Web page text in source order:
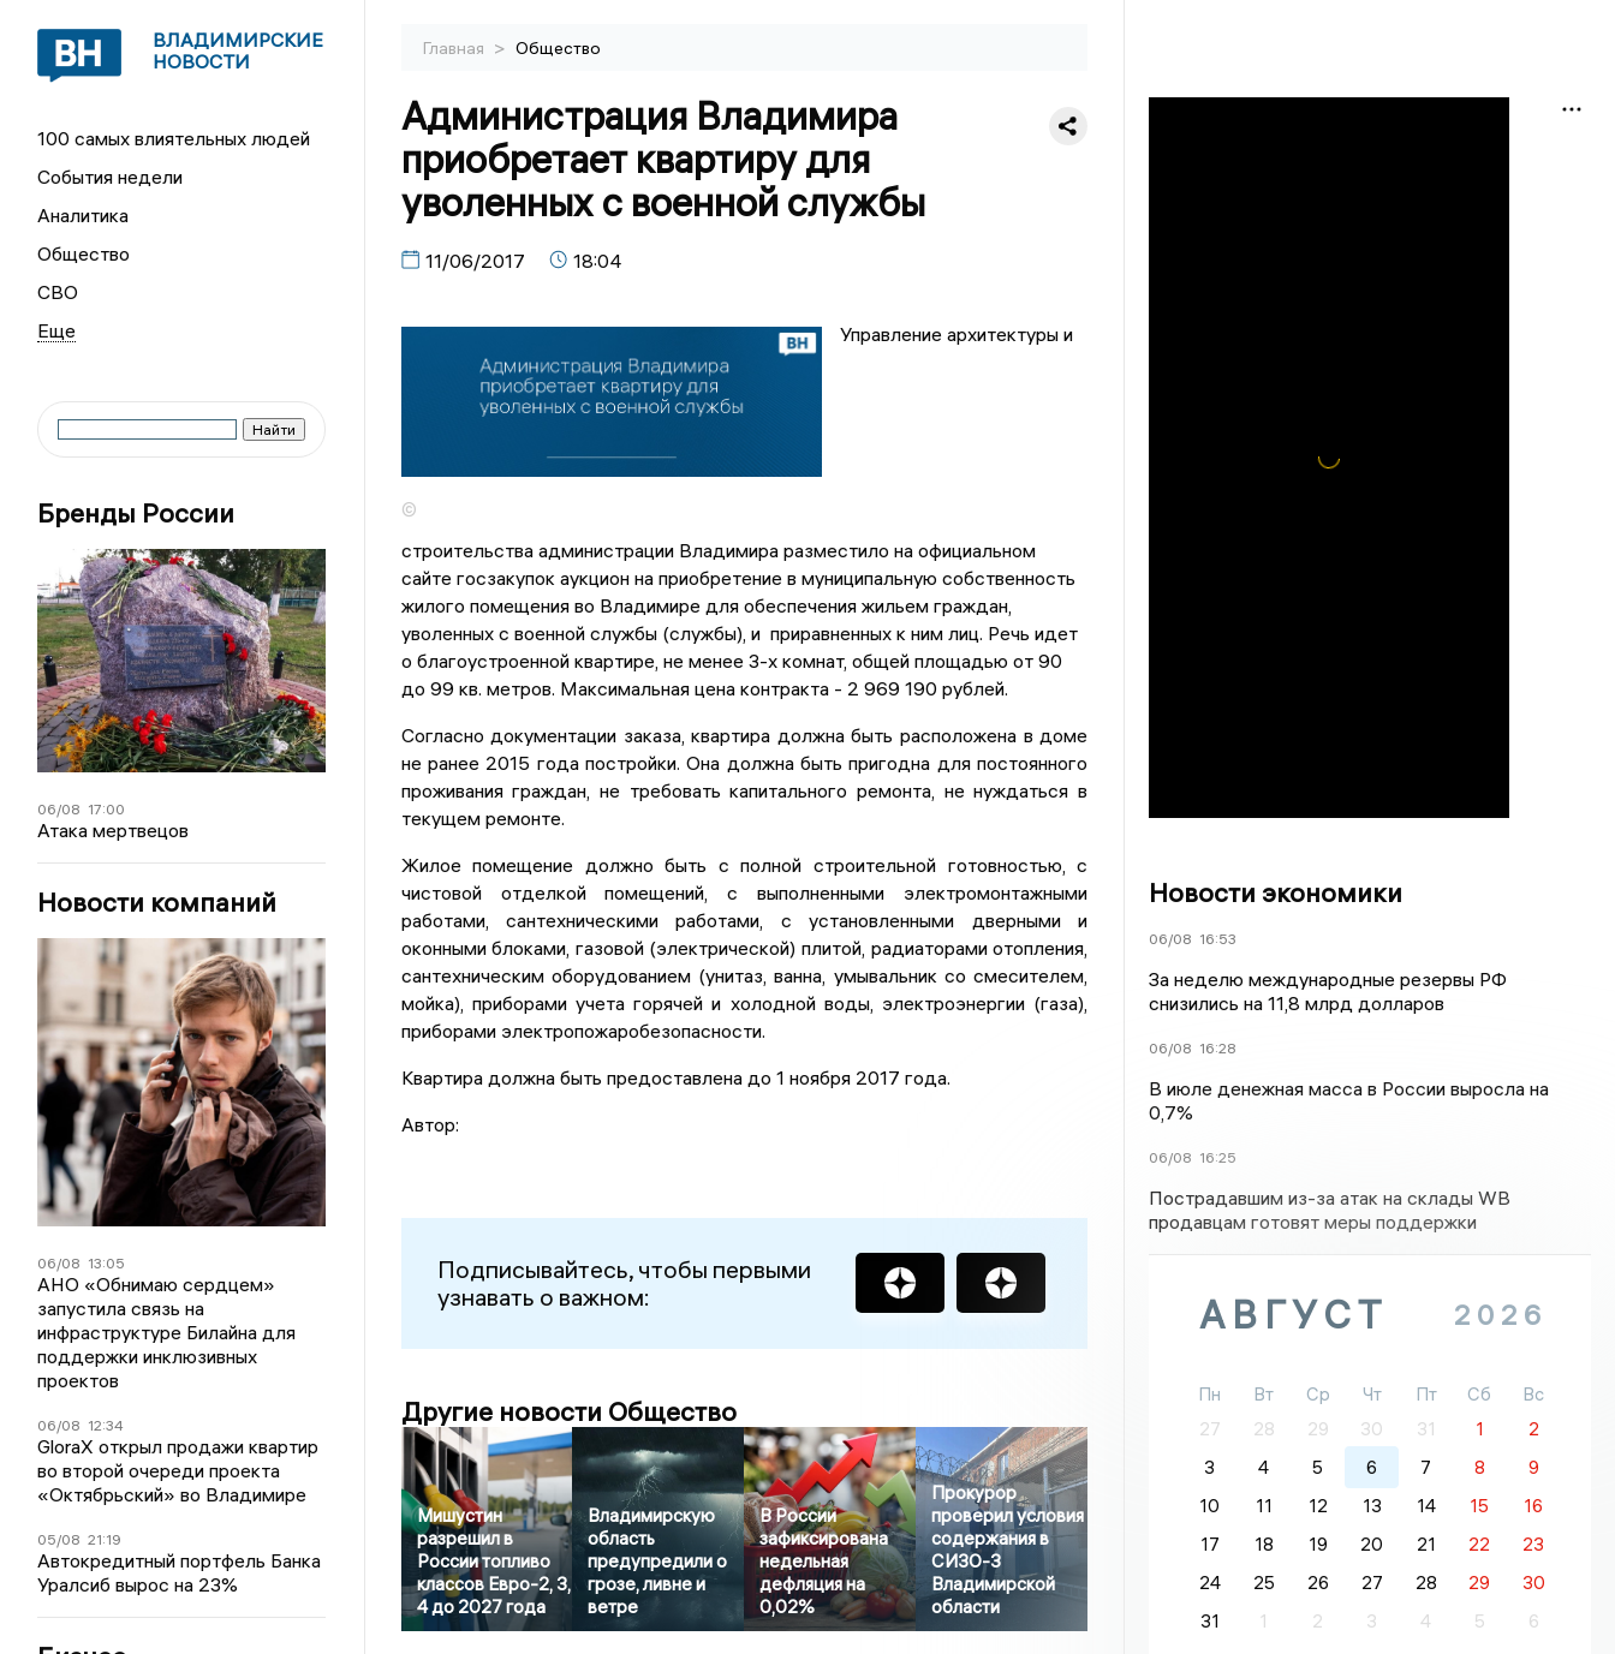
ВЛАДИМИРСКИЕ
НОВОСТИ
100 самых влиятельных людей
События недели
Аналитика
Общество
СВО
Бренды России
06/08 17:00
Атака мертвецов
Новости компаний
06/08 13:05
АНО «Обнимаю сердцем»
запустила связь на
инфраструктуре Билайна для
поддержки инклюзивных
проектов
06/08 12:34
GloraX открыл продажи квартир
во второй очереди проекта
«Октябрьский» во Владимире
05/08 21:19
Автокредитный портфель Банка
Уралсиб вырос на 23%
Главная > Общество
Администрация Владимира
приобретает квартиру для
уволенных с военной службы
11/06/2017 18:04
©
Управление архитектуры и
строительства администрации Владимира разместило на официальном
сайте госзакупок аукцион на приобретение в муниципальную собственность
жилого помещения во Владимире для обеспечения жильем граждан,
уволенных с военной службы (службы), и приравненных к ним лиц. Речь идет
о благоустроенной квартире, не менее 3-х комнат, общей площадью от 90
до 99 кв. метров. Максимальная цена контракта - 2 969 190 рублей.
Согласно документации заказа, квартира должна быть расположена в доме
не ранее 2015 года постройки. Она должна быть пригодна для постоянного
проживания граждан, не требовать капитального ремонта, не нуждаться в
текущем ремонте.
Жилое помещение должно быть с полной строительной готовностью, с
чистовой отделкой помещений, с выполненными электромонтажными
работами, сантехническими работами, с установленными дверными и
оконными блоками, газовой (электрической) плитой, радиаторами отопления,
сантехническим оборудованием (унитаз, ванна, умывальник со смесителем,
мойка), приборами учета горячей и холодной воды, электроэнергии (газа),
приборами электропожаробезопасности.
Квартира должна быть предоставлена до 1 ноября 2017 года.
Автор:
Подписывайтесь, чтобы первыми
узнавать о важном:
Другие новости Общество
Мишустин
разрешил в
России топливо
классов Евро-2, 3,
4 до 2027 года
Владимирскую
область
предупредили о
грозе, ливне и
ветре
В России
зафиксирована
недельная
дефляция на
0,02%
Прокурор
проверил условия
содержания в
СИЗО-3
Владимирской
области
Новости экономики
06/08 16:53
За неделю международные резервы РФ
снизились на 11,8 млрд долларов
06/08 16:28
В июле денежная масса в России выросла на
0,7%
06/08 16:25
Пострадавшим из-за атак на склады WB
продавцам готовят меры поддержки
АВГУСТ 2026
Пн Вт Ср Чт Пт Сб
Вс
27
28 29 30 31 1
2
3
4 5 6 7 8
9
10
11 12 13 14 15
16
17
18 19 20 21 22
23
24
25 26 27 28 29
30
31
1 2 3 4 5 6